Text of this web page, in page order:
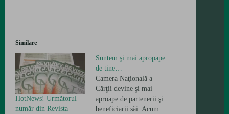
Similare
HotNews! Următorul
număr din Revista
Suntem şi mai apropape
de tine…
Camera Naţională a
Cărţii devine şi mai
aproape de partenerii şi
beneficiarii săi. Acum